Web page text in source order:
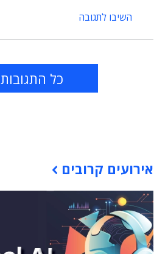
השיבו לתגובה
כל התגובות
אירועים קרובים